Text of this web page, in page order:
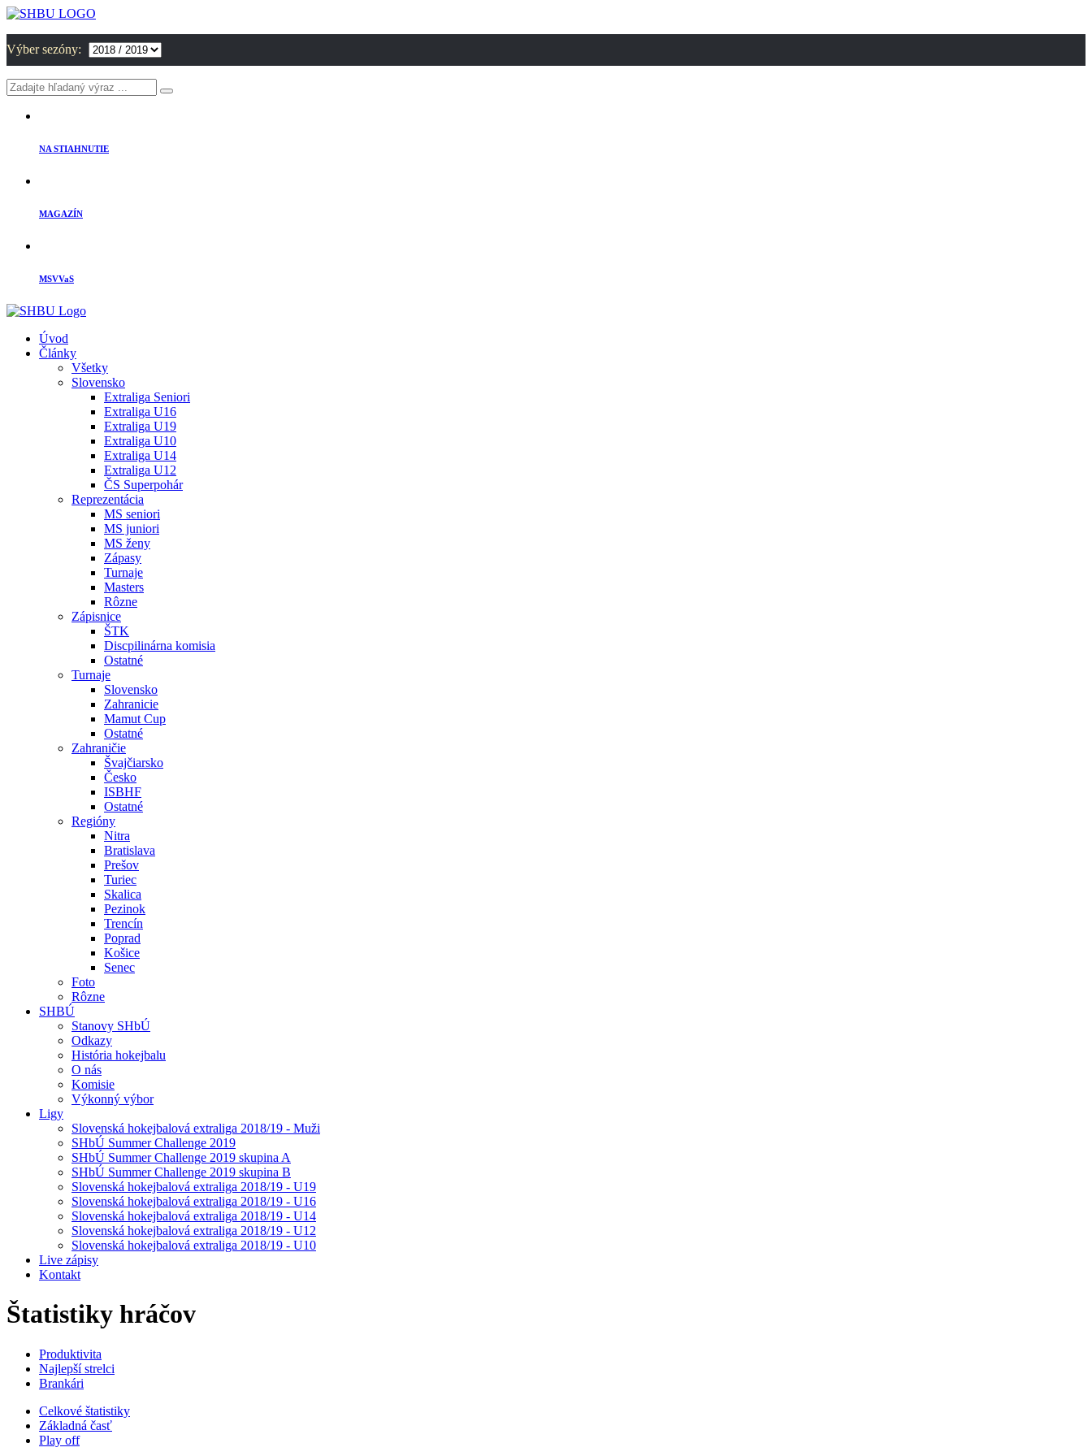
Výber sezóny:
NA STIAHNUTIE
MAGAZÍN
MSVVaS
Úvod
Články
Všetky
Slovensko
Extraliga Seniori
Extraliga U16
Extraliga U19
Extraliga U10
Extraliga U14
Extraliga U12
ČS Superpohár
Reprezentácia
MS seniori
MS juniori
MS ženy
Zápasy
Turnaje
Masters
Rôzne
Zápisnice
ŠTK
Discpilinárna komisia
Ostatné
Turnaje
Slovensko
Zahranicie
Mamut Cup
Ostatné
Zahraničie
Švajčiarsko
Česko
ISBHF
Ostatné
Regióny
Nitra
Bratislava
Prešov
Turiec
Skalica
Pezinok
Trencín
Poprad
Košice
Senec
Foto
Rôzne
SHBÚ
Stanovy SHbÚ
Odkazy
História hokejbalu
O nás
Komisie
Výkonný výbor
Ligy
Slovenská hokejbalová extraliga 2018/19 - Muži
SHbÚ Summer Challenge 2019
SHbÚ Summer Challenge 2019 skupina A
SHbÚ Summer Challenge 2019 skupina B
Slovenská hokejbalová extraliga 2018/19 - U19
Slovenská hokejbalová extraliga 2018/19 - U16
Slovenská hokejbalová extraliga 2018/19 - U14
Slovenská hokejbalová extraliga 2018/19 - U12
Slovenská hokejbalová extraliga 2018/19 - U10
Live zápisy
Kontakt
Štatistiky hráčov
Produktivita
Najlepší strelci
Brankári
Celkové štatistiky
Základná časť
Play off